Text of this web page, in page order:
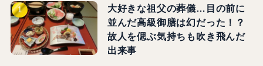
大好きな祖父の葬儀…目の前に
並んだ高級御膳は幻だった！？
故人を偲ぶ気持ちも吹き飛んだ
出来事